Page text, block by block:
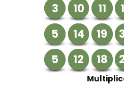
3
10 11
5
14 19
5
12 18